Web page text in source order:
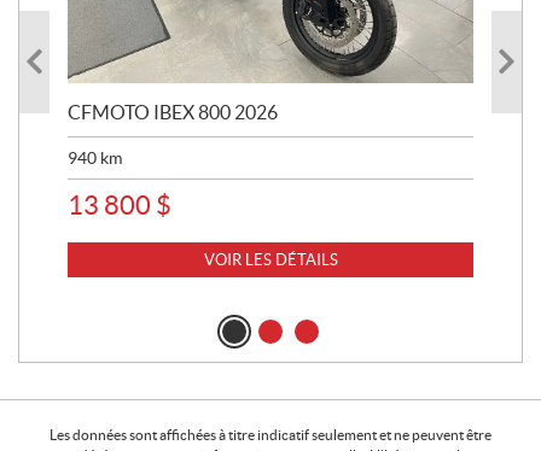
CFMOTO IBEX 800 2026
940 km
13 800 $
VOIR LES DÉTAILS
Les données sont affichées à titre indicatif seulement et ne peuvent être